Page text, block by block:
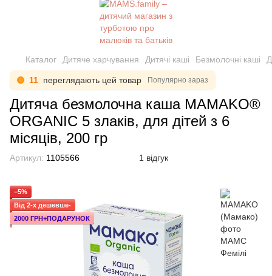
Каталог Дитяче харчування Дитячі каші Безмолочні каші
11 переглядають цей товар Популярно зараз
Дитяча безмолочна каша MAMAKO®
ORGANIC 5 злаків, для дітей з 6
місяців, 200 гр
Артикул: 1105566 1 відгук
−5%
Від 2-х дешевше-
2000 ГРН+ПОДАРУНОК